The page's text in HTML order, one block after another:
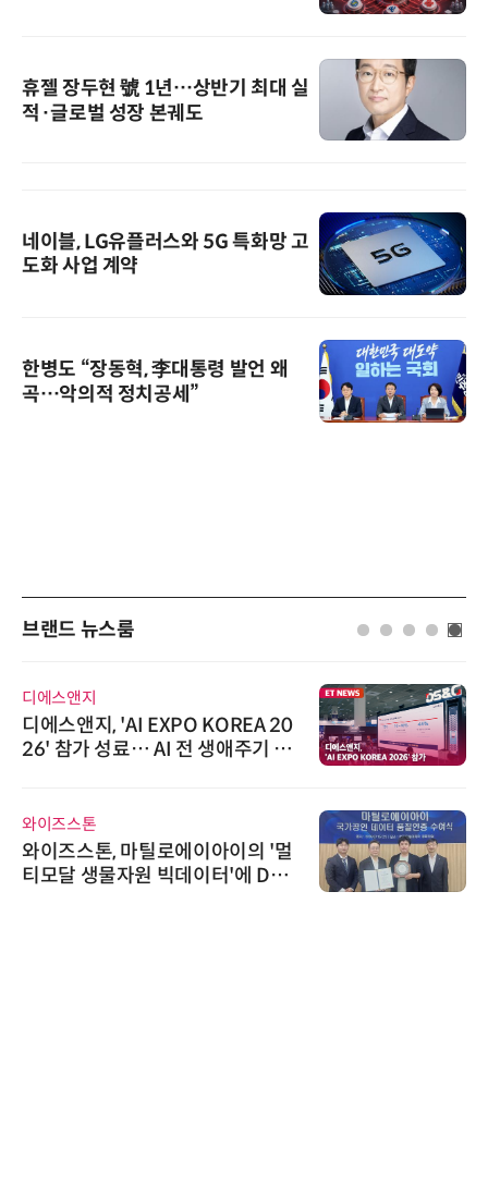
휴젤 장두현 號 1년…상반기 최대 실
적·글로벌 성장 본궤도
네이블, LG유플러스와 5G 특화망 고
도화 사업 계약
한병도 “장동혁, 李대통령 발언 왜
곡…악의적 정치공세”
브랜드 뉴스룸
'자동화 산업의 새로운 가능성'…
인아그룹 전국 7개 도시 세미나 페
노보센스, PWM 고주파 과도 간섭
난제 극복…차량용 전류 감지 증폭